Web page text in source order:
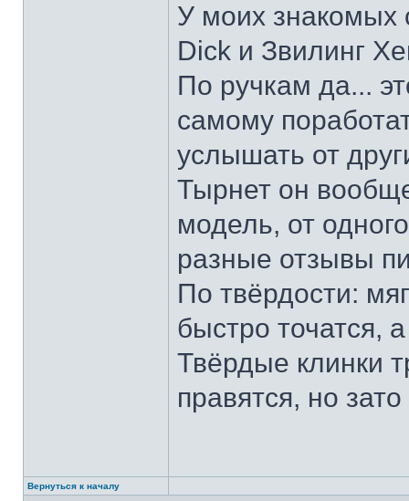
У моих знакомых
Dick и Звилинг
По ручкам да...
самому
услышать от
Тырнет он
модель, от
разные отзывы
По твёрдости:
быстро точатся,
Твёрдые клинки
правятся, но
Вернуться к началу